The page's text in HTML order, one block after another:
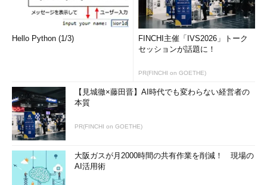
Hello Python (1/3)
FINCHI主催「IVS2026」トーク
セッションが話題に！
PR(FINCHI on GOETHE)
【見城徹×藤田晋】AI時代でも変わらない経営者の
本質
PR(FINCHI on GOETHE)
大阪ガスが月2000時間の共有作業を削減！ 現場の
AI活用術